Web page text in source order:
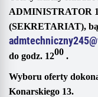
ADMINISTRATOR
(SEKRETARIAT),
do godz. 1200 .
Wyboru oferty
Konarskiego 13.